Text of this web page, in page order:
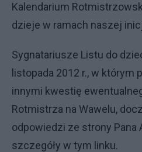
Kalendarium
dzieje w ramach naszej
Sygnatariusze Listu do
listopada 2012 r., w którym
innymi kwestię
Rotmistrza na Wawelu,
odpowiedzi ze strony Pana
szczegóły w tym linku.